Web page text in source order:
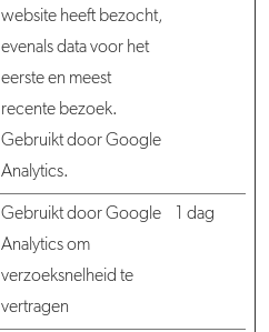
website heeft bezocht,
evenals data voor het
eerste en meest
recente bezoek.
Gebruikt door Google
Analytics.
Gebruikt door Google
Analytics om
verzoeksnelheid te
vertragen
1 dag